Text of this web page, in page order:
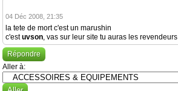
04 Déc 2008, 21:35
la tete de mort c'est un marushin
c'estuvson, vas sur leur site tu auras les revendeurs
Répondre
Aller à: